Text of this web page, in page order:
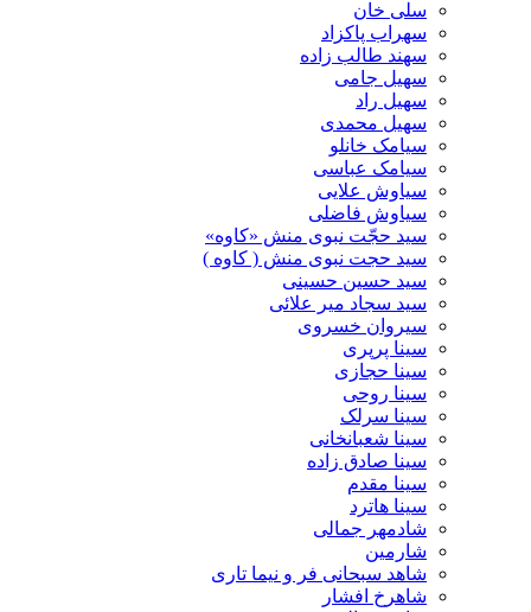
سلی خان
سهراب پاکزاد
سهند طالب زاده
سهیل جامی
سهیل راد
سهیل محمدی
سیامک خانلو
سیامک عباسی
سیاوش علایی
سیاوش فاضلی
سید حجّت نبوی منش «کاوه»
سید حجت نبوی منش ( کاوه )
سید حسین حسینى
سید سجاد میر علائی
سیروان خسروی
سینا پرپری
سینا حجازی
سینا روحی
سینا سرلک
سینا شعبانخانی
سینا صادق زاده
سینا مقدم
سینا هاترد
شادمهر جمالی
شارمین
شاهد سبحانی فر و نیما تاری
شاهرخ افشار